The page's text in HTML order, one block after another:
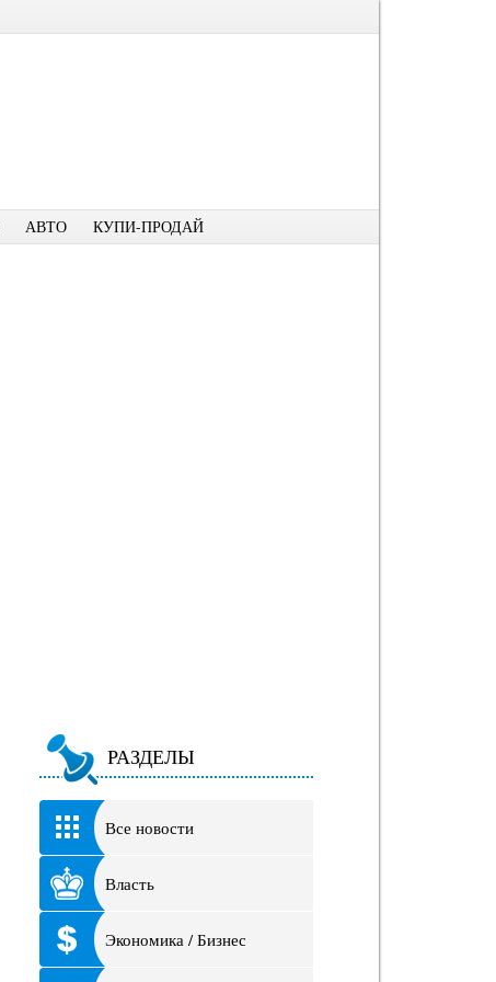
АВТО КУПИ-ПРОДАЙ
РАЗДЕЛЫ
Все новости
Власть
Экономика / Бизнес